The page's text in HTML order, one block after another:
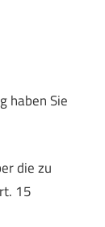
haben Sie
die zu
15